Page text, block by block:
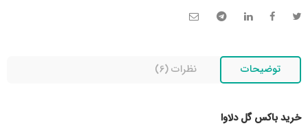
توضیحات نظرات (6)
خرید باکس گل دلاوا